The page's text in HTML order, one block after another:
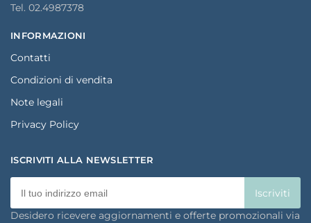
Tel. 02.4987378
INFORMAZIONI
Contatti
Condizioni di vendita
Note legali
Privacy Policy
ISCRIVITI ALLA NEWSLETTER
Desidero ricevere aggiornamenti e offerte promozionali via